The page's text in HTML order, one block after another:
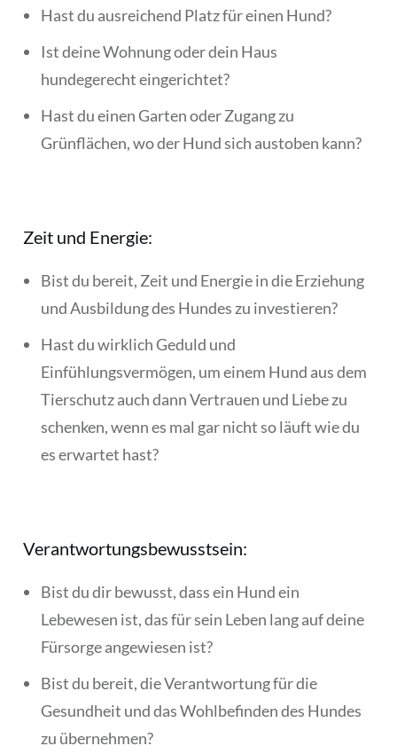
Hast du ausreichend Platz für einen Hund?
Ist deine Wohnung oder dein Haus
hundegerecht eingerichtet?
Hast du einen Garten oder Zugang zu
Grünflächen, wo der Hund sich austoben kann?
Zeit und Energie:
Bist du bereit, Zeit und Energie in die Erziehung
und Ausbildung des Hundes zu investieren?
Hast du wirklich Geduld und
Einfühlungsvermögen, um einem Hund aus dem
Tierschutz auch dann Vertrauen und Liebe zu
schenken, wenn es mal gar nicht so läuft wie du
es erwartet hast?
Verantwortungsbewusstsein:
Bist du dir bewusst, dass ein Hund ein
Lebewesen ist, das für sein Leben lang auf deine
Fürsorge angewiesen ist?
Bist du bereit, die Verantwortung für die
Gesundheit und das Wohlbefinden des Hundes
zu übernehmen?